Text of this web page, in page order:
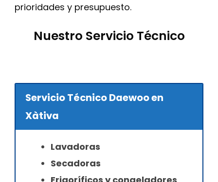
prioridades y presupuesto.
Nuestro Servicio Técnico
Servicio Técnico Daewoo en
Xàtiva
Lavadoras
Secadoras